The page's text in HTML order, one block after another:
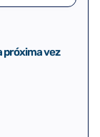
próxima vez